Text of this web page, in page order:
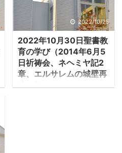
2022/10/25
2022年10月30日聖書教
育の学び（2014年6月5
日祈祷会、ネヘミヤ記2
章、エルサレムの城壁再